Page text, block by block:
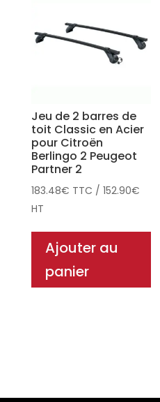
Jeu de 2 barres de
toit Classic en Acier
pour Citroën
Berlingo 2 Peugeot
Partner 2
183.48€ TTC / 152.90€
HT
Ajouter au
panier